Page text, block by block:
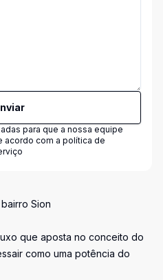
para que a nossa equipe
acordo com a política de
Sion
que aposta no conceito do
como uma potência do